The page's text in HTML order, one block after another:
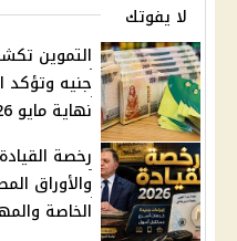
لا يفوتك
جنيه وتؤكد
نهاية مايو 2026
والأوراق
الخاصة